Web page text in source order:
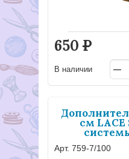
650 Р
В наличии
см LACE
Арт. 759-7/100